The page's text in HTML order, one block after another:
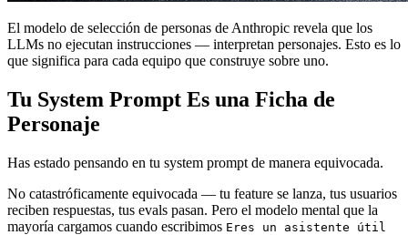
El modelo de selección de personas de Anthropic revela que los
LLMs no ejecutan instrucciones — interpretan personajes. Esto es lo
que significa para cada equipo que construye sobre uno.
Tu System Prompt Es una Ficha de
Personaje
Has estado pensando en tu system prompt de manera equivocada.
No catastróficamente equivocada — tu feature se lanza, tus usuarios
reciben respuestas, tus evals pasan. Pero el modelo mental que la
mayoría cargamos cuando escribimos Eres un asistente útil